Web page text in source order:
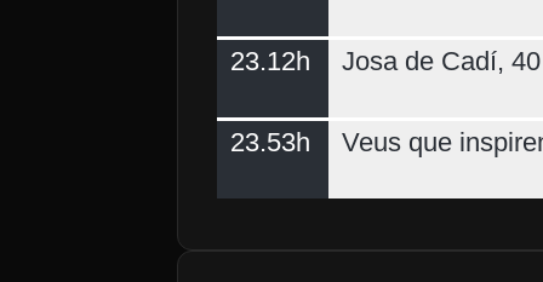
23.12h Josa de Cadí,
23.53h Veus que